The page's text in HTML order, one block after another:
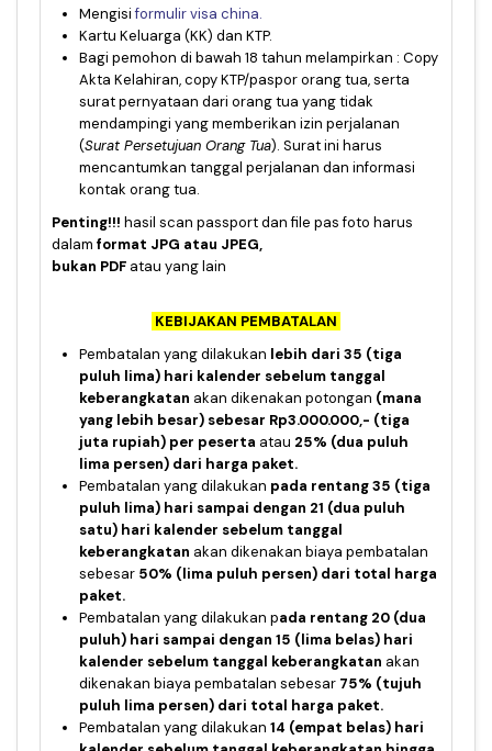
Mengisiformulir visa china.
Kartu Keluarga (KK) dan KTP.
Bagi pemohon di bawah 18 tahun melampirkan : Copy
Akta Kelahiran, copy KTP/paspor orang tua, serta
surat pernyataan dari orang tua yang tidak
mendampingi yang memberikan izin perjalanan
(Surat Persetujuan Orang Tua). Surat ini harus
mencantumkan tanggal perjalanan dan informasi
kontak orang tua.
Penting!!! hasil scan passport dan file pas foto harus
dalam format JPG atau JPEG,
bukan PDF atau yang lain
KEBIJAKAN PEMBATALAN
Pembatalan yang dilakukan lebih dari 35 (tiga
puluh lima) hari kalender sebelum tanggal
keberangkatan akan dikenakan potongan (mana
yang lebih besar) sebesar Rp3.000.000,- (tiga
juta rupiah) per peserta atau 25% (dua puluh
lima persen) dari harga paket.
Pembatalan yang dilakukan pada rentang 35 (tiga
puluh lima) hari sampai dengan 21 (dua puluh
satu) hari kalender sebelum tanggal
keberangkatan akan dikenakan biaya pembatalan
sebesar 50% (lima puluh persen) dari total harga
paket.
Pembatalan yang dilakukan pada rentang 20 (dua
puluh) hari sampai dengan 15 (lima belas) hari
kalender sebelum tanggal keberangkatan akan
dikenakan biaya pembatalan sebesar 75% (tujuh
puluh lima persen) dari total harga paket.
Pembatalan yang dilakukan 14 (empat belas) hari